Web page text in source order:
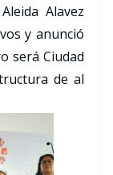
Alavez
y anunció
será Ciudad
de al